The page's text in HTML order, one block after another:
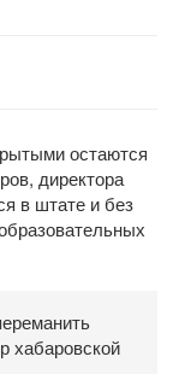
остаются
директора
в штате и без
хабаровской